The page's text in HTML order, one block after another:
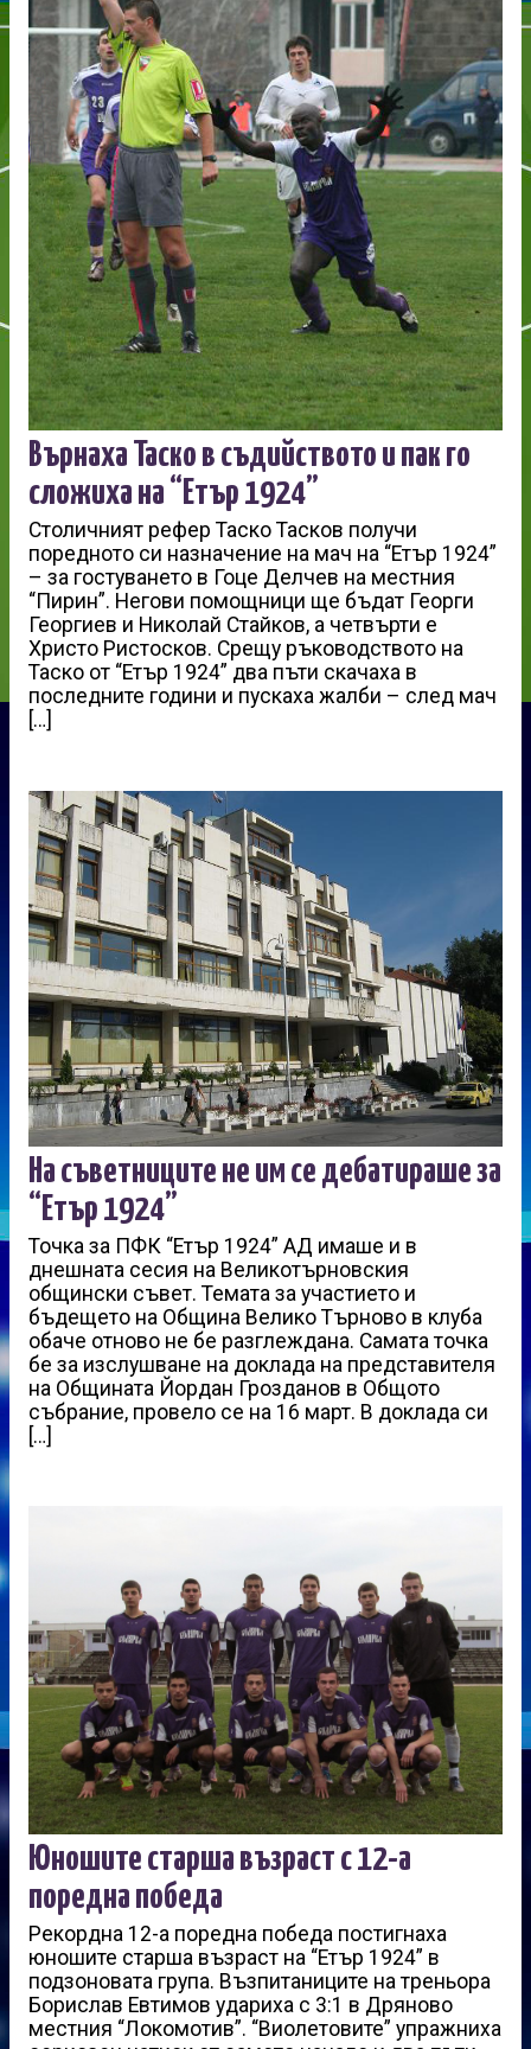
Върнаха Таско в съдийството и пак го
сложиха на “Етър 1924”
Столичният рефер Таско Тасков получи
поредното си назначение на мач на “Етър 1924”
– за гостуването в Гоце Делчев на местния
“Пирин”. Негови помощници ще бъдат Георги
Георгиев и Николай Стайков, а четвърти е
Христо Ристосков. Срещу ръководството на
Таско от “Етър 1924” два пъти скачаха в
последните години и пускаха жалби – след мач
[…]
На съветниците не им се дебатираше за
“Етър 1924”
Точка за ПФК “Етър 1924” АД имаше и в
днешната сесия на Великотърновския
общински съвет. Темата за участието и
бъдещето на Община Велико Търново в клуба
обаче отново не бе разглеждана. Самата точка
бе за изслушване на доклада на представителя
на Общината Йордан Грозданов в Общото
събрание, провело се на 16 март. В доклада си
[…]
Юношите старша възраст с 12-а
поредна победа
Рекордна 12-а поредна победа постигнаха
юношите старша възраст на “Етър 1924” в
подзоновата група. Възпитаниците на треньора
Борислав Евтимов удариха с 3:1 в Дряново
местния “Локомотив”. “Виолетовите” упражниха